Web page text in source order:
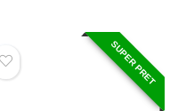
fost:
395.00 lei.
SUPER PRET